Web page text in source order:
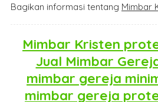
Bagikan informasi tentang Mimbar
Mimbar Kristen
Jual Mimbar
mimbar gereja
mimbar gereja